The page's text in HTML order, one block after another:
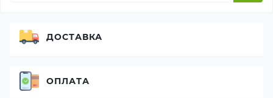
ДОСТАВКА
ОПЛАТА